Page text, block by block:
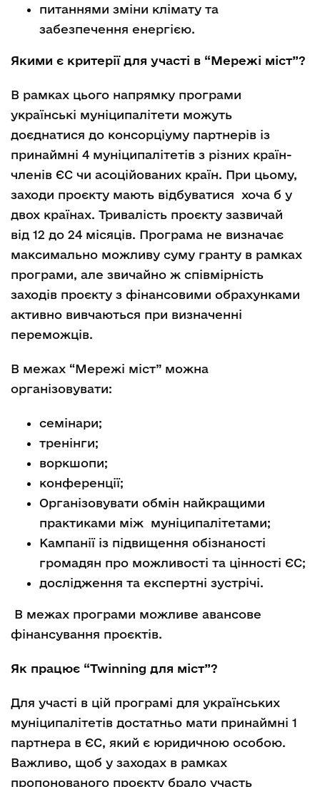
питаннями зміни клімату та
забезпечення енергією.
Якими є критерії для участі в “Мережі міст”?
В рамках цього напрямку програми
українські муніципалітети можуть
доєднатися до консорціуму партнерів із
принаймні 4 муніципалітетів з різних країн-
членів ЄС чи асоційованих країн. При цьому,
заходи проєкту мають відбуватися хоча б у
двох країнах. Тривалість проєкту зазвичай
від 12 до 24 місяців. Програма не визначає
максимально можливу суму гранту в рамках
програми, але звичайно ж співмірність
заходів проєкту з фінансовими обрахунками
активно вивчаються при визначенні
переможців.
В межах “Мережі міст” можна
організовувати:
семінари;
тренінги;
воркшопи;
конференції;
Організовувати обмін найкращими
практиками між муніципалітетами;
Кампанії із підвищення обізнаності
громадян про можливості та цінності ЄС;
дослідження та експертні зустрічі.
В межах програми можливе авансове
фінансування проєктів.
Як працює “Twinning для міст”?
Для участі в цій програмі для українських
муніципалітетів достатньо мати принаймні 1
партнера в ЄС, який є юридичною особою.
Важливо, щоб у заходах в рамках
пропонованого проєкту брало участь